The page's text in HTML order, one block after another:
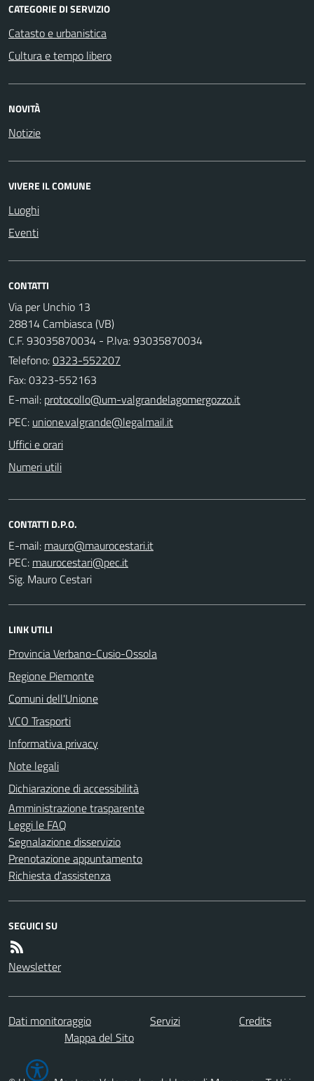
CATEGORIE DI SERVIZIO
Catasto e urbanistica
Cultura e tempo libero
NOVITÀ
Notizie
VIVERE IL COMUNE
Luoghi
Eventi
CONTATTI
Via per Unchio 13
28814 Cambiasca (VB)
C.F. 93035870034 - P.Iva: 93035870034
Telefono:0323-552207
Fax: 0323-552163
E-mail:
PEC:
Uffici e orari
Numeri utili
CONTATTI D.P.O.
E-mail:
PEC:
Sig. Mauro Cestari
LINK UTILI
Provincia Verbano-Cusio-Ossola
Regione Piemonte
Comuni dell'Unione
VCO Trasporti
Informativa privacy
Note legali
Dichiarazione di accessibilità
Amministrazione trasparente
Leggi le FAQ
Segnalazione disservizio
Prenotazione appuntamento
Richiesta d'assistenza
SEGUICI SU
Newsletter
Dati monitoraggio Servizi
Credits
Mappa del Sito